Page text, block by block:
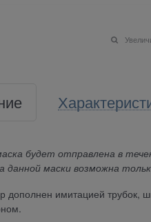
будет отправлена в
данной маски возможна
дополнен имитацией трубок,